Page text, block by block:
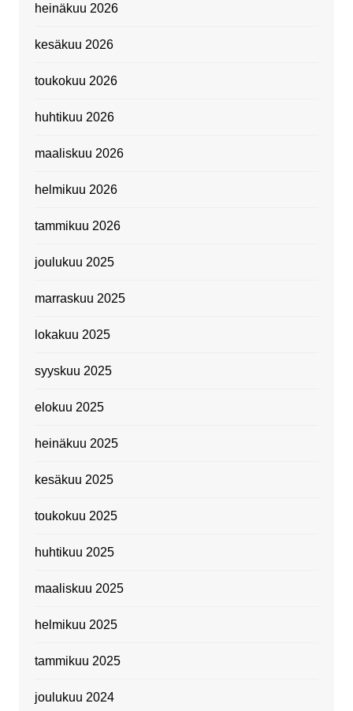
heinäkuu 2026
kesäkuu 2026
toukokuu 2026
huhtikuu 2026
maaliskuu 2026
helmikuu 2026
tammikuu 2026
joulukuu 2025
marraskuu 2025
lokakuu 2025
syyskuu 2025
elokuu 2025
heinäkuu 2025
kesäkuu 2025
toukokuu 2025
huhtikuu 2025
maaliskuu 2025
helmikuu 2025
tammikuu 2025
joulukuu 2024